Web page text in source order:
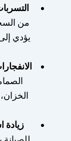
من
يؤدي
زيادة